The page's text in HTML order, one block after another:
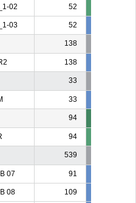
02 52
03 52
138
138
33
33
94
94
539
07 91
08 109